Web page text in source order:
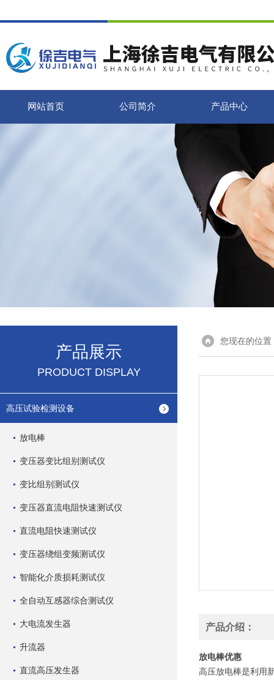
网站首页 公司简介 产品中心
产品展示
PRODUCT DISPLAY
高压试验检测设备
放电棒
变压器变比组别测试仪
变比组别测试仪
变压器直流电阻快速测试仪
直流电阻快速测试仪
变压器绕组变频测试仪
智能化介质损耗测试仪
全自动互感器综合测试仪
大电流发生器
升流器
直流高压发生器
您现在的位置
产品介绍：
放电棒优惠
高压放电棒是利用